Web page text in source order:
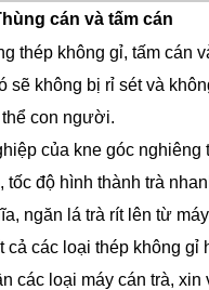
cán và tấm cán
thép không gỉ, tấm cán
sẽ không bị rỉ sét và
con người.
của knegóc nghiêng
tốc độ hình thành trà
ngăn lá trà rít lên từ
cả các loại thép không gỉ
các loại máy cán trà, xin